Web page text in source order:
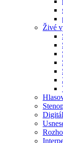
Živé